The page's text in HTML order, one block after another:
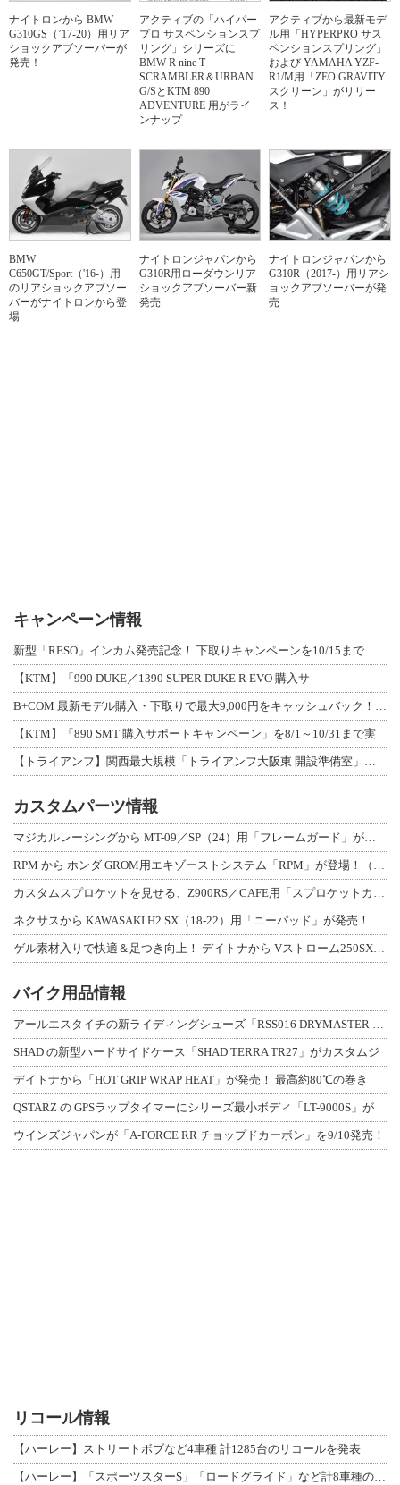
ナイトロンから BMW
G310GS（’17-20）用リア
ショックアブソーバーが
発売！
アクティブの「ハイパー
プロ サスペンションスプ
リング」シリーズに
BMW R nine T
SCRAMBLER＆URBAN
G/SとKTM 890
ADVENTURE 用がライ
ンナップ
アクティブから最新モデ
ル用「HYPERPRO サス
ペンションスプリング」
および YAMAHA YZF-
R1/M用「ZEO GRAVITY
スクリーン」がリリー
ス！
BMW
C650GT/Sport（'16-）用
のリアショックアブソー
バーがナイトロンから登
場
ナイトロンジャパンから
G310R用ローダウンリア
ショックアブソーバー新
発売
ナイトロンジャパンから
G310R（2017-）用リアシ
ョックアブソーバーが発
売
キャンペーン情報
新型「RESO」インカム発売記念！ 下取りキャンペーンを10/15まで延長して開
【KTM】「990 DUKE／1390 SUPER DUKE R EVO 購入サ
B+COM 最新モデル購入・下取りで最大9,000円をキャッシュバック！「B+F
【KTM】「890 SMT 購入サポートキャンペーン」を8/1～10/31まで実
【トライアンフ】関西最大規模「トライアンフ大阪東 開設準備室」がオープン！ 限定
カスタムパーツ情報
マジカルレーシングから MT-09／SP（24）用「フレームガード」が登場！
RPM から ホンダ GROM用エキゾーストシステム「RPM」が登場！（動画あり
カスタムスプロケットを見せる、Z900RS／CAFE用「スプロケットカバーフルキ
ネクサスから KAWASAKI H2 SX（18-22）用「ニーパッド」が発売！
ゲル素材入りで快適＆足つき向上！ デイトナから Vストローム250SX用「快適ロ
バイク用品情報
アールエスタイチの新ライディングシューズ「RSS016 DRYMASTER スト
SHAD の新型ハードサイドケース「SHAD TERRA TR27」がカスタムジ
デイトナから「HOT GRIP WRAP HEAT」が発売！ 最高約80℃の巻き
QSTARZ の GPSラップタイマーにシリーズ最小ボディ「LT-9000S」が
ウインズジャパンが「A-FORCE RR チョップドカーボン」を9/10発売！
リコール情報
【ハーレー】ストリートボブなど4車種 計1285台のリコールを発表
【ハーレー】「スポーツスターS」「ロードグライド」など計8車種のリコールを発表